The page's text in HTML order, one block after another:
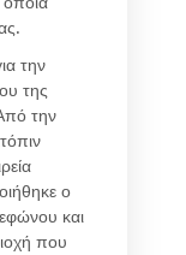
την
της
την
ο
και
που